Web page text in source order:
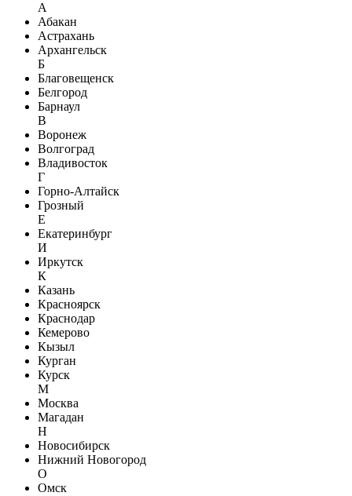
А
Абакан
Астрахань
Архангельск
Б
Благовещенск
Белгород
Барнаул
В
Воронеж
Волгоград
Владивосток
Г
Горно-Алтайск
Грозный
Е
Екатеринбург
И
Иркутск
К
Казань
Красноярск
Краснодар
Кемерово
Кызыл
Курган
Курск
М
Москва
Магадан
Н
Новосибирск
Нижний Новогород
О
Омск